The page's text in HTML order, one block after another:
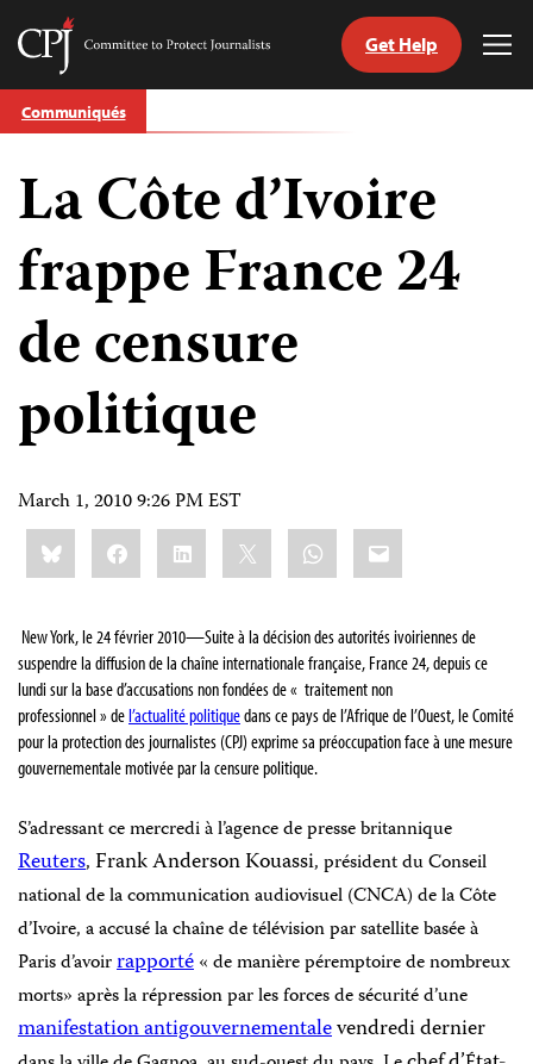
Skip
to
Committee
Journalists
Get Help
Communiqués
La Côte d’Ivoire
frappe France 24
de censure
politique
March 1, 2010 9:26 PM EST
Share
this:BlueskyFacebookLinkedIn WhatsApp
Email
New York, le 24 février 2010—Suiteà la décision desautorités ivoiriennes de
suspendre la diffusion de la chaîne internationale française, France 24, depuis ce
lundi sur la base d’accusations non fondées de « traitement non
professionnel» del’actualité politiquedans ce pays del’Afrique de l’Ouest, le Comité
pour la protection des journalistes (CPJ) exprime sa préoccupation faceà une mesure
gouvernementale motivée par la censure politique.
S’adressant ce mercredi à l’agence de presse britannique
Reuters, Frank Anderson Kouassi, président du Conseil
national de la communication audiovisuel (CNCA) de la Côte
d’Ivoire, a accusé la chaîne de télévision par satellite basée à
Paris d’avoirrapporté« de manière péremptoire de nombreux
morts» après la répression par les forces de sécurité d’une
manifestation antigouvernementalevendredi dernier